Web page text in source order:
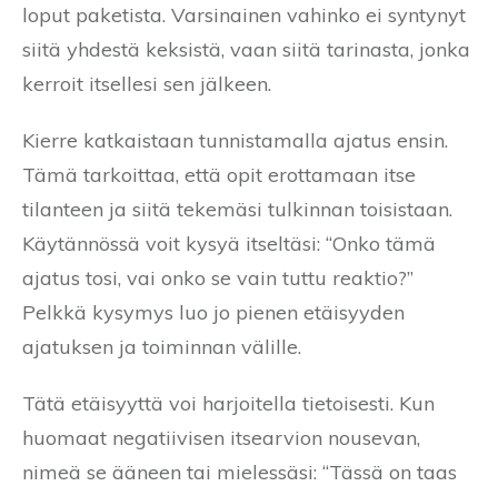
loput paketista. Varsinainen vahinko ei syntynyt
siitä yhdestä keksistä, vaan siitä tarinasta, jonka
kerroit itsellesi sen jälkeen.
Kierre katkaistaan tunnistamalla ajatus ensin.
Tämä tarkoittaa, että opit erottamaan itse
tilanteen ja siitä tekemäsi tulkinnan toisistaan.
Käytännössä voit kysyä itseltäsi: “Onko tämä
ajatus tosi, vai onko se vain tuttu reaktio?”
Pelkkä kysymys luo jo pienen etäisyyden
ajatuksen ja toiminnan välille.
Tätä etäisyyttä voi harjoitella tietoisesti. Kun
huomaat negatiivisen itsearvion nousevan,
nimeä se ääneen tai mielessäsi: “Tässä on taas